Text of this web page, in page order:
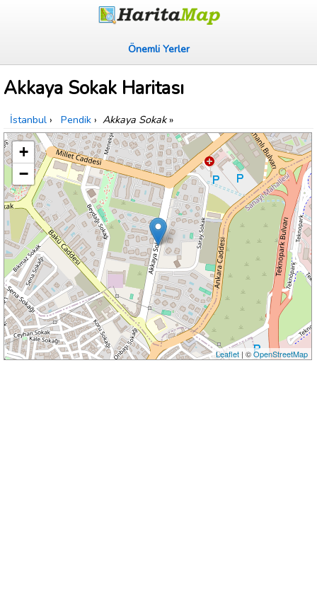
Önemli Yerler
Akkaya Sokak Haritası
İstanbul › Pendik › Akkaya Sokak»
+
−
Leaflet| ©OpenStreetMap